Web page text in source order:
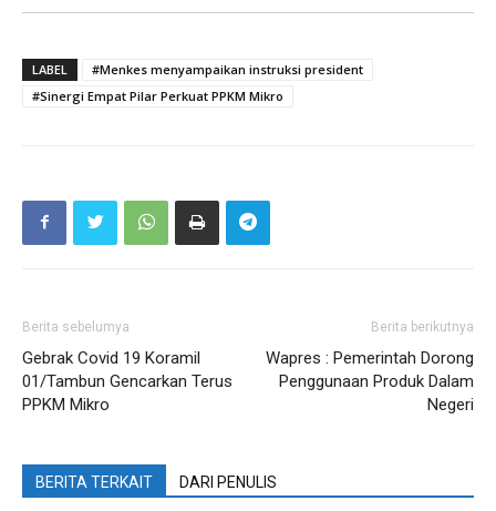
LABEL
#Menkes menyampaikan instruksi president
#Sinergi Empat Pilar Perkuat PPKM Mikro
Berita sebelumya
Gebrak Covid 19 Koramil
01/Tambun Gencarkan Terus
PPKM Mikro
Berita berikutnya
Wapres : Pemerintah Dorong
Penggunaan Produk Dalam
Negeri
BERITA TERKAIT DARI PENULIS